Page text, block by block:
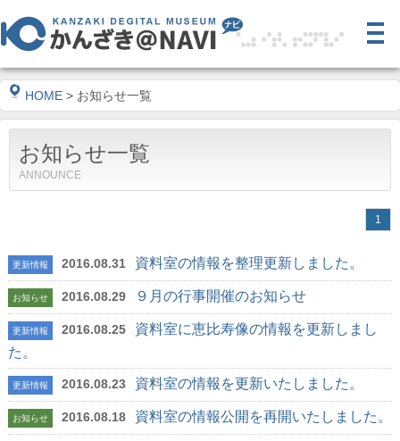
HOME > お知らせ一覧
お知らせ一覧
ANNOUNCE
1
更新情報 2016.08.31 資料室の情報を整理更新しました。
お知らせ 2016.08.29 ９月の行事開催のお知らせ
更新情報 2016.08.25
資料室に恵比寿像の情報を更新しまし
た。
更新情報 2016.08.23 資料室の情報を更新いたしました。
お知らせ 2016.08.18 資料室の情報公開を再開いたしました。